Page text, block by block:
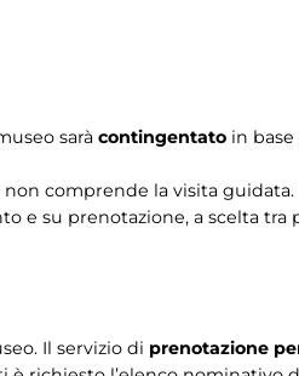
sarà contingentato in base
comprende la visita guidata.
e su prenotazione, a scelta tra
Il servizio di prenotazione